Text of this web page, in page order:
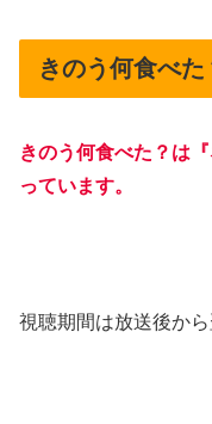
きのう何食べ
きのう何食べた？は
っています。
視聴期間は放送後か